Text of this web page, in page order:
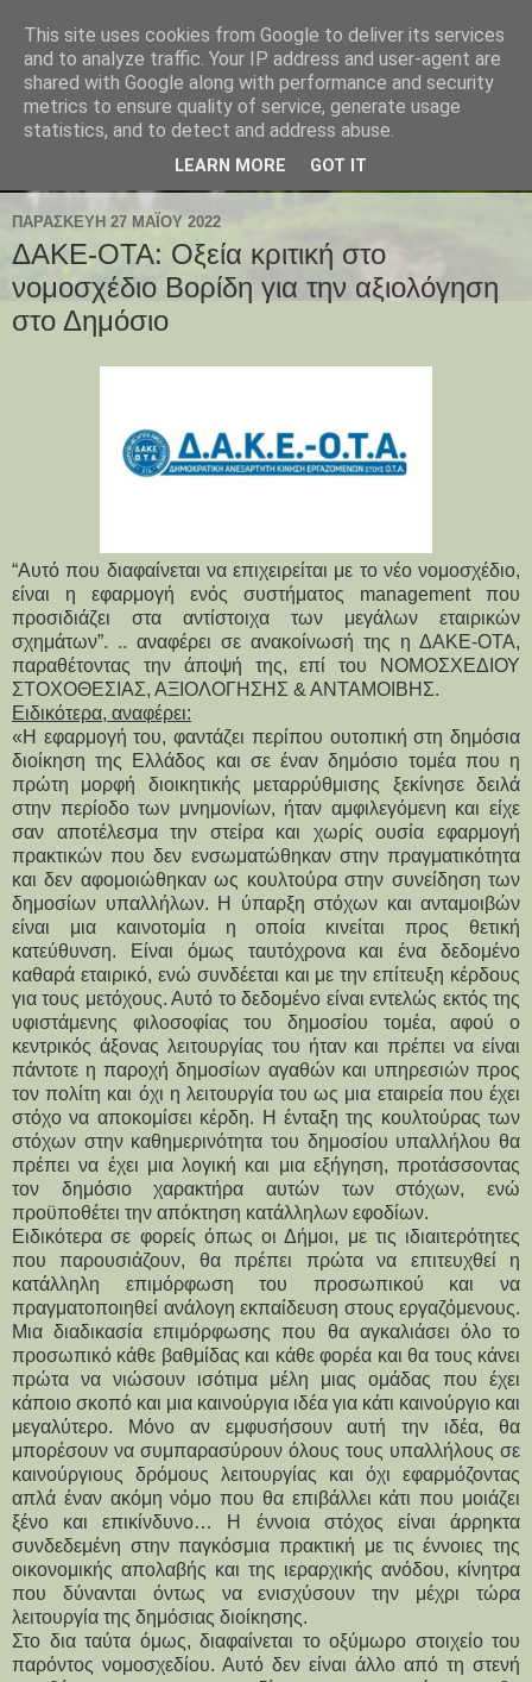
ΠΑΡΑΣΚΕΥΉ 27 ΜΑΪ́ΟΥ 2022
ΔΑΚΕ-ΟΤΑ: Οξεία κριτική στο
νομοσχέδιο Βορίδη για την αξιολόγηση
στο Δημόσιο
“Αυτό που διαφαίνεται να επιχειρείται με το νέο νομοσχέδιο,
είναι η εφαρμογή ενός συστήματος management που
προσιδιάζει στα αντίστοιχα των μεγάλων εταιρικών
σχημάτων”. .. αναφέρει σε ανακοίνωσή της η ΔΑΚΕ-ΟΤΑ,
παραθέτοντας την άποψή της, επί του ΝΟΜΟΣΧΕΔΙΟΥ
ΣΤΟΧΟΘΕΣΙΑΣ, ΑΞΙΟΛΟΓΗΣΗΣ & ΑΝΤΑΜΟΙΒΗΣ.
Ειδικότερα, αναφέρει:
«Η εφαρμογή του, φαντάζει περίπου ουτοπική στη δημόσια
διοίκηση της Ελλάδος και σε έναν δημόσιο τομέα που η
πρώτη μορφή διοικητικής μεταρρύθμισης ξεκίνησε δειλά
στην περίοδο των μνημονίων, ήταν αμφιλεγόμενη και είχε
σαν αποτέλεσμα την στείρα και χωρίς ουσία εφαρμογή
πρακτικών που δεν ενσωματώθηκαν στην πραγματικότητα
και δεν αφομοιώθηκαν ως κουλτούρα στην συνείδηση των
δημοσίων υπαλλήλων. Η ύπαρξη στόχων και ανταμοιβών
είναι μια καινοτομία η οποία κινείται προς θετική
κατεύθυνση. Είναι όμως ταυτόχρονα και ένα δεδομένο
καθαρά εταιρικό, ενώ συνδέεται και με την επίτευξη κέρδους
για τους μετόχους. Αυτό το δεδομένο είναι εντελώς εκτός της
υφιστάμενης φιλοσοφίας του δημοσίου τομέα, αφού ο
κεντρικός άξονας λειτουργίας του ήταν και πρέπει να είναι
πάντοτε η παροχή δημοσίων αγαθών και υπηρεσιών προς
τον πολίτη και όχι η λειτουργία του ως μια εταιρεία που έχει
στόχο να αποκομίσει κέρδη. Η ένταξη της κουλτούρας των
στόχων στην καθημερινότητα του δημοσίου υπαλλήλου θα
πρέπει να έχει μια λογική και μια εξήγηση, προτάσσοντας
τον δημόσιο χαρακτήρα αυτών των στόχων, ενώ
προϋποθέτει την απόκτηση κατάλληλων εφοδίων.
Ειδικότερα σε φορείς όπως οι Δήμοι, με τις ιδιαιτερότητες
που παρουσιάζουν, θα πρέπει πρώτα να επιτευχθεί η
κατάλληλη επιμόρφωση του προσωπικού και να
πραγματοποιηθεί ανάλογη εκπαίδευση στους εργαζόμενους.
Μια διαδικασία επιμόρφωσης που θα αγκαλιάσει όλο το
προσωπικό κάθε βαθμίδας και κάθε φορέα και θα τους κάνει
πρώτα να νιώσουν ισότιμα μέλη μιας ομάδας που έχει
κάποιο σκοπό και μια καινούργια ιδέα για κάτι καινούργιο και
μεγαλύτερο. Μόνο αν εμφυσήσουν αυτή την ιδέα, θα
μπορέσουν να συμπαρασύρουν όλους τους υπαλλήλους σε
καινούργιους δρόμους λειτουργίας και όχι εφαρμόζοντας
απλά έναν ακόμη νόμο που θα επιβάλλει κάτι που μοιάζει
ξένο και επικίνδυνο… Η έννοια στόχος είναι άρρηκτα
συνδεδεμένη στην παγκόσμια πρακτική με τις έννοιες της
οικονομικής απολαβής και της ιεραρχικής ανόδου, κίνητρα
που δύνανται όντως να ενισχύσουν την μέχρι τώρα
λειτουργία της δημόσιας διοίκησης.
Στο δια ταύτα όμως, διαφαίνεται το οξύμωρο στοιχείο του
παρόντος νομοσχεδίου. Αυτό δεν είναι άλλο από τη στενή
This site uses cookies from Google to deliver its services
and to analyze traffic. Your IP address and user-agent are
shared with Google along with performance and security
metrics to ensure quality of service, generate usage
statistics, and to detect and address abuse.
LEARN MORE GOT IT